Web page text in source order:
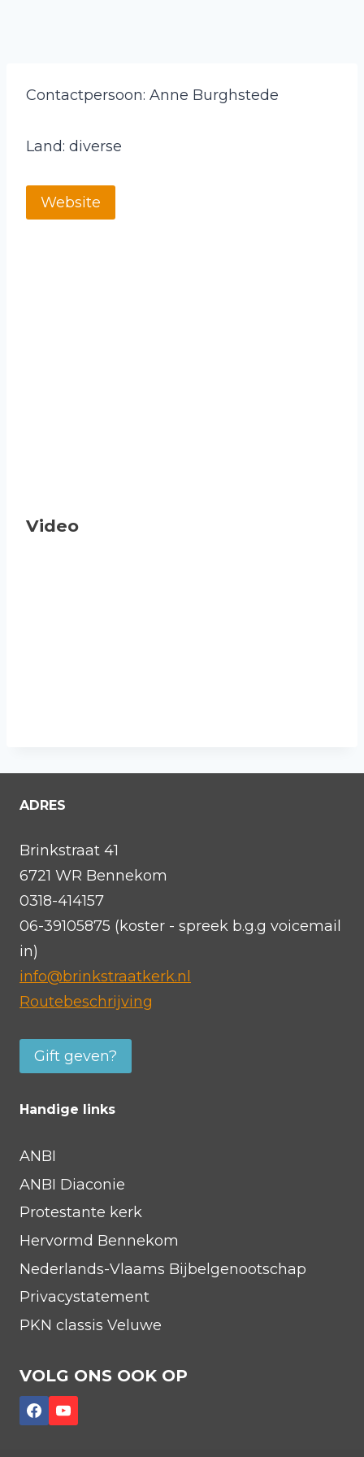
Contactpersoon: Anne Burghstede
Land: diverse
Website
Video
ADRES
Brinkstraat 41
6721 WR Bennekom
0318-414157
06-39105875 (koster - spreek b.g.g voicemail
in)
info@brinkstraatkerk.nl
Routebeschrijving
Gift geven?
Handige links
ANBI
ANBI Diaconie
Protestante kerk
Hervormd Bennekom
Nederlands-Vlaams Bijbelgenootschap
Privacystatement
PKN classis Veluwe
VOLG ONS OOK OP